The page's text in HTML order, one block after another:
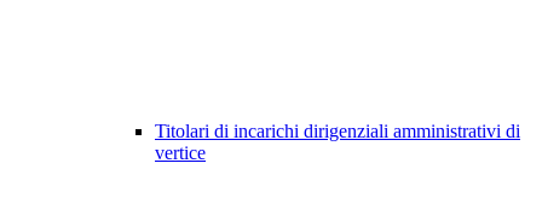
Titolari di incarichi dirigenziali amministrativi di
vertice